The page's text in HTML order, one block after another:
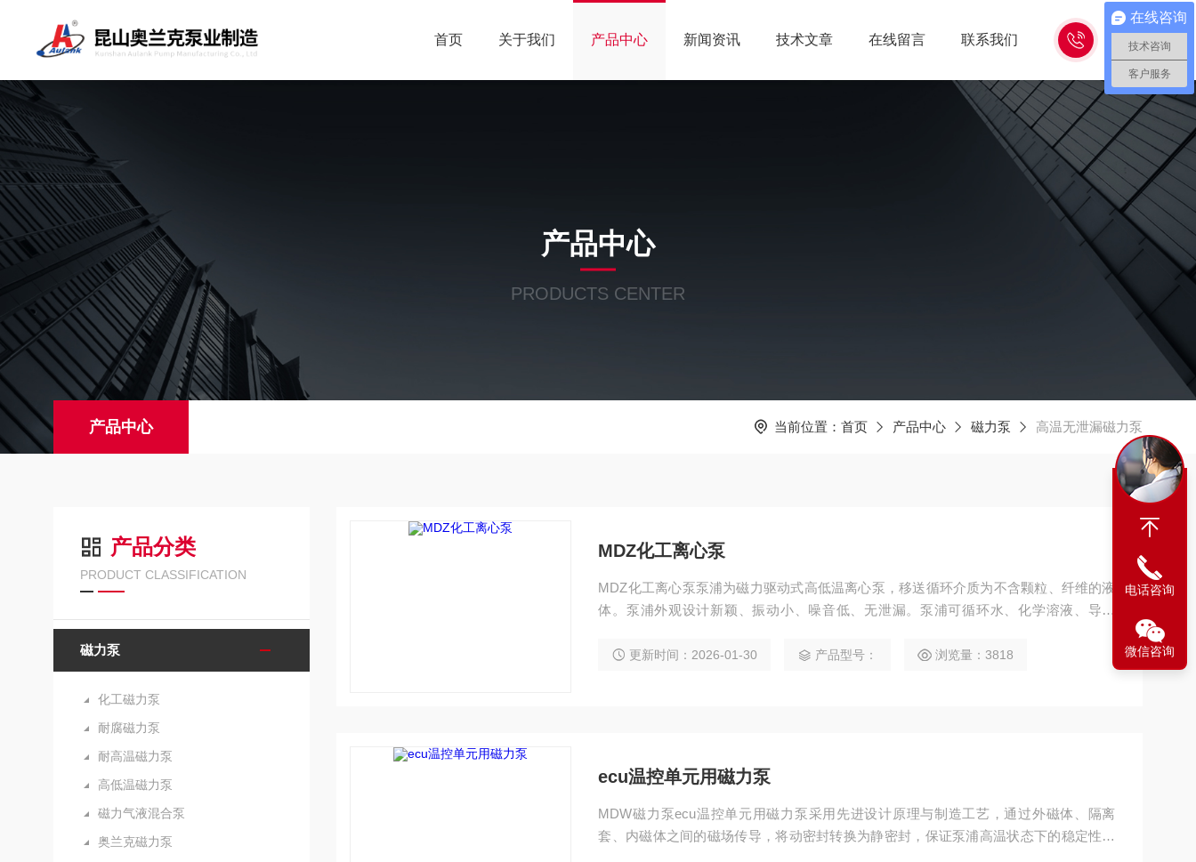
15262618638
首页 关于我们 产品中心 新闻资讯 技术文章 在线留言 联系我们
产品中心
PRODUCTS CENTER
产品中心 当前位置： 首页 产品中心 磁力泵 高温无泄漏磁力泵
产品分类
PRODUCT CLASSIFICATION
磁力泵
化工磁力泵
耐腐磁力泵
耐高温磁力泵
高低温磁力泵
磁力气液混合泵
奥兰克磁力泵
MDZ化工离心泵
MDZ化工离心泵泵浦为磁力驱动式高低温离心泵，移送循环介质为不含颗粒、纤维的液
体。泵浦外观设计新颖、振动小、噪音低、无泄漏。泵浦可循环水、化学溶液、导热
更新时间：2026-01-30 产品型号： 浏览量：3818
ecu温控单元用磁力泵
MDW磁力泵ecu温控单元用磁力泵采用先进设计原理与制造工艺，通过外磁体、隔离
套、内磁体之间的磁场传导，将动密封转换为静密封，保证泵浦高温状态下的稳定性工
电话咨询
微信咨询
在线咨询
技术咨询
客户服务